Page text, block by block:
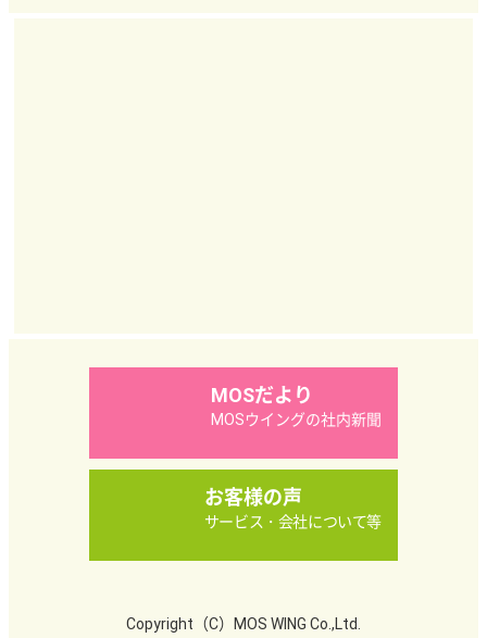
MOSだより
MOSウイングの社内新聞
お客様の声
サービス・会社について等
Copyright（C）MOS WING Co.,Ltd.